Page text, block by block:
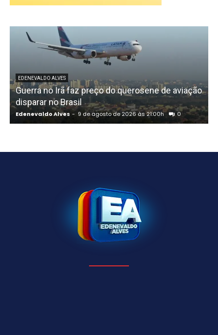
EDENEVALDO ALVES
Guerra no Irã faz preço do querosene de aviação
disparar no Brasil
Edenevaldo Alves - 9 de agosto de 2026 às 21:00h 0